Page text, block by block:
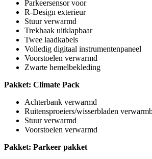
Parkeersensor voor
R-Design exterieur
Stuur verwarmd
Trekhaak uitklapbaar
Twee laadkabels
Volledig digitaal instrumentenpaneel
Voorstoelen verwarmd
Zwarte hemelbekleding
Pakket: Climate Pack
Achterbank verwarmd
Ruitensproeiers/wisserbladen
Stuur verwarmd
Voorstoelen verwarmd
Pakket: Parkeer pakket